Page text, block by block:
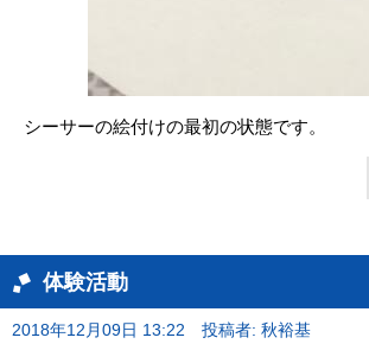
シーサーの絵付けの最初の状態です。
体験活動
2018年12月09日 13:22 投稿者: 秋裕基